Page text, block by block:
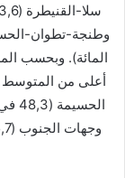
المائة). وبحسب